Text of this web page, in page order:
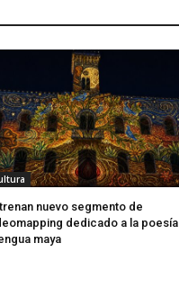
nuevo segmento de
dedicado a la poesía
maya